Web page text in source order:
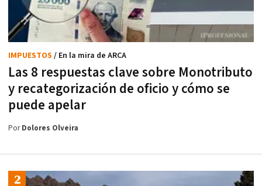
Las 8 respuestas clave sobre Monotributo
y recategorización de oficio y cómo se
puede apelar
IMPUESTOS / En la mira de ARCA
PorDolores Olveira